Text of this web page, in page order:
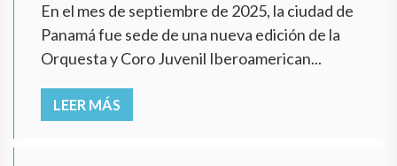
En el mes de septiembre de 2025, la ciudad de
Panamá fue sede de una nueva edición de la
Orquesta y Coro Juvenil Iberoamerican...
LEER MÁS